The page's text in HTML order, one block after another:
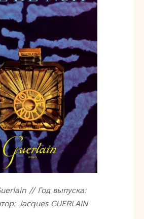
// Год выпуска:
Jacques GUERLAIN